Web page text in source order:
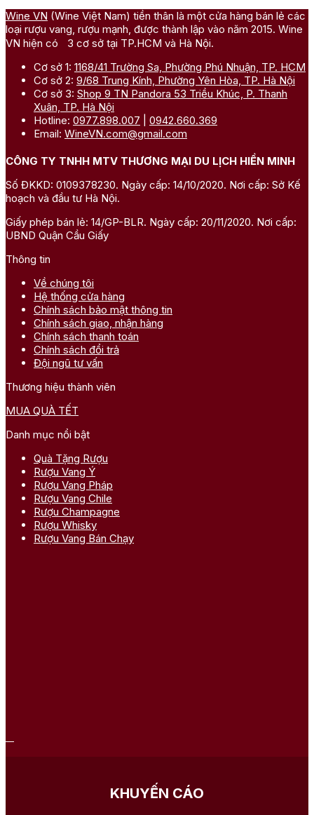
Wine VN (Wine Việt Nam) tiền thân là một cửa hàng bán lẻ các
loại rượu vang, rượu mạnh, được thành lập vào năm 2015. Wine
VN hiện có 3 cơ sở tại TP.HCM và Hà Nội.
Cơ sở 1: 1168/41 Trường Sa, Phường Phú Nhuận, TP. HCM
Cơ sở 2: 9/68 Trung Kính, Phường Yên Hòa, TP. Hà Nội
Cơ sở 3: Shop 9 TN Pandora 53 Triều Khúc, P. Thanh
Xuân, TP. Hà Nội
Hotline: 0977.898.007
0942.660.369
Email: WineVN.com@gmail.com
CÔNG TY TNHH MTV THƯƠNG MẠI DU LỊCH HIỀN MINH
Số ĐKKD: 0109378230. Ngày cấp: 14/10/2020. Nơi cấp: Sở Kế
hoạch và đầu tư Hà Nội.
Giấy phép bán lẻ: 14/GP-BLR. Ngày cấp: 20/11/2020. Nơi cấp:
UBND Quận Cầu Giấy
Thông tin
Về chúng tôi
Hệ thống cửa hàng
Chính sách bảo mật thông tin
Chính sách giao, nhận hàng
Chính sách thanh toán
Chính sách đổi trả
Đội ngũ tư vấn
Thương hiệu thành viên
MUA QUÀ TẾT
Danh mục nổi bật
Quà Tặng Rượu
Rượu Vang Ý
Rượu Vang Pháp
Rượu Vang Chile
Rượu Champagne
Rượu Whisky
Rượu Vang Bán Chạy
KHUYẾN CÁO